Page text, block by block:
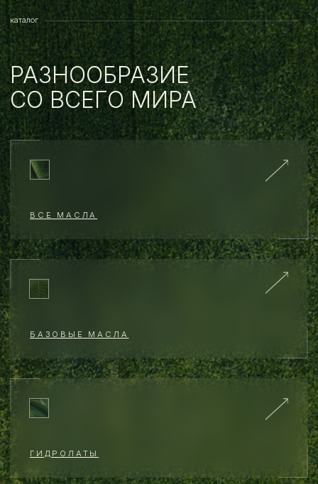
от основателя бренда Надежды Алаторцевой
о бренде
ДУША РАСТЕНИЯ
В КАПЕЛЬКЕ МАСЛА, А МОЯ
ДУША В ТОМ, ЧТО Я ДЕЛАЮ